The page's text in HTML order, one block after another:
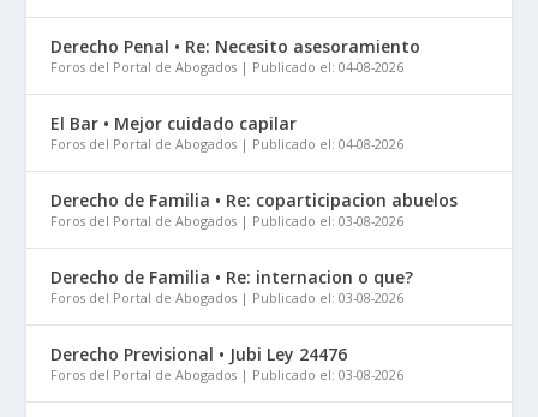
Derecho Penal • Re: Necesito asesoramiento
Foros del Portal de Abogados Publicado el: 04-08-2026
El Bar • Mejor cuidado capilar
Foros del Portal de Abogados Publicado el: 04-08-2026
Derecho de Familia • Re: coparticipacion abuelos
Foros del Portal de Abogados Publicado el: 03-08-2026
Derecho de Familia • Re: internacion o que?
Foros del Portal de Abogados Publicado el: 03-08-2026
Derecho Previsional • Jubi Ley 24476
Foros del Portal de Abogados Publicado el: 03-08-2026